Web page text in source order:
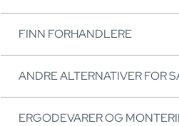
FINN FORHANDLERE
ANDRE ALTERNATIVER FOR
ERGODEVARER OG